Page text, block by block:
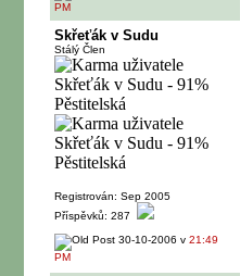
PM
Skřeťák v Sudu
Stálý Člen
Registrován: Sep 2005
Příspěvků: 287
30-10-2006 v 21:49
PM